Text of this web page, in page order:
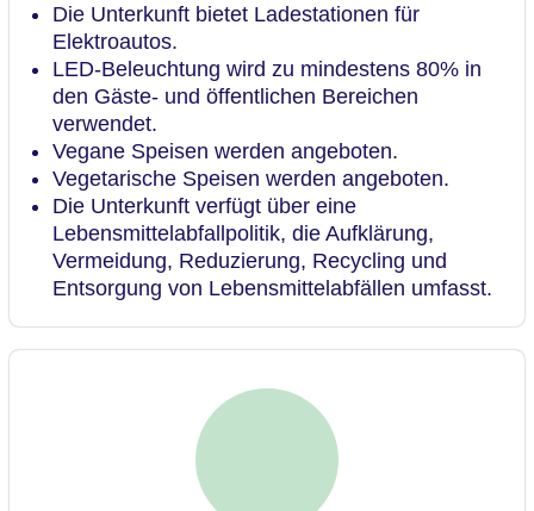
Die Unterkunft bietet Ladestationen für
Elektroautos.
LED-Beleuchtung wird zu mindestens 80% in
den Gäste- und öffentlichen Bereichen
verwendet.
Vegane Speisen werden angeboten.
Vegetarische Speisen werden angeboten.
Die Unterkunft verfügt über eine
Lebensmittelabfallpolitik, die Aufklärung,
Vermeidung, Reduzierung, Recycling und
Entsorgung von Lebensmittelabfällen umfasst.